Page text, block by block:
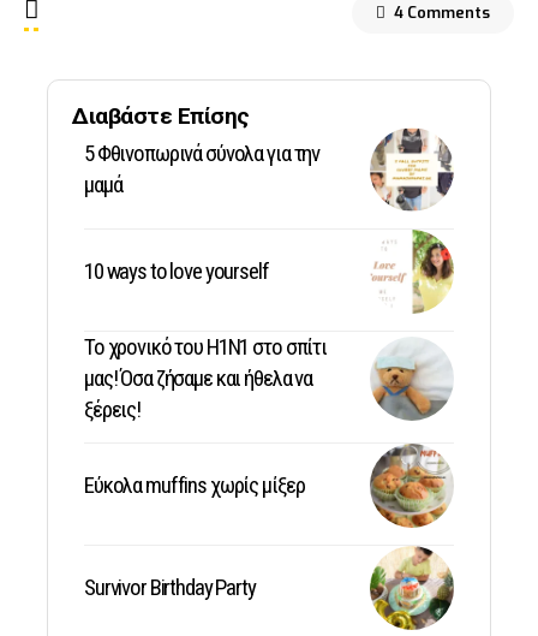
4 Comments
Διαβάστε Επίσης
5 Φθινοπωρινά σύνολα για την
μαμά
10 ways to love yourself
Το χρονικό του Η1Ν1 στο σπίτι
μας! Όσα ζήσαμε και ήθελα να
ξέρεις!
Εύκολα muffins χωρίς μίξερ
Survivor Birthday Party